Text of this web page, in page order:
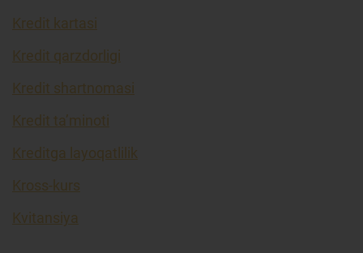
Kredit kartasi
Kredit qarzdorligi
Kredit shartnomasi
Kredit ta’minoti
Kreditga layoqatlilik
Kross-kurs
Kvitansiya